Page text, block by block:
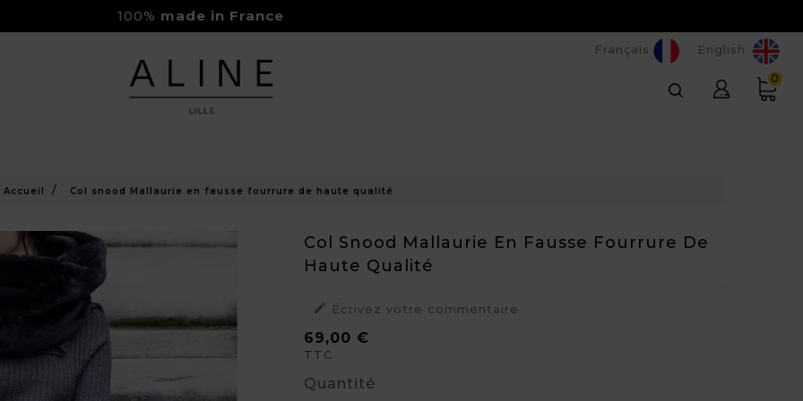
100% made in France
Livraison Gratuite à partir de 150€
0
Français English
Accueil Col snood Mallaurie en fausse fourrure de haute qualité
Col Snood Mallaurie En Fausse Fourrure De
Haute Qualité
 Écrivez votre commentaire
69,00 €
TTC
Quantité